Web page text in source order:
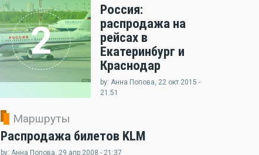
2
Россия:
распродажа на
рейсах в
Екатеринбург и
Краснодар
by: Анна Попова, 22 окт 2015 -
21:51
3 Маршруты
Распродажа билетов KLM
by: Анна Попова, 29 апр 2008 - 21:37